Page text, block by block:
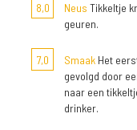
8,0 Neus Tikkeltje
geuren.
7,0 Smaak Het
gevolgd door
naar een
drinker.